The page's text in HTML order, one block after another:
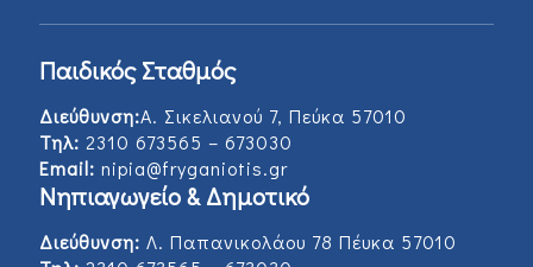
Παιδικός Σταθμός
Διεύθυνση:Α. Σικελιανού 7, Πεύκα 57010
Τηλ: 2310 673565 – 673030
Email: nipia@fryganiotis.gr
Νηπιαγωγείο & Δημοτικό
Διεύθυνση: Λ. Παπανικολάου 78 Πέυκα 57010